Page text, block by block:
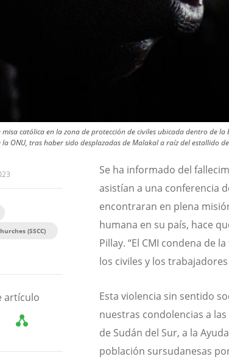
católica en la zona de protección de civiles ubicada dentro de
ONU, tras haber sido desplazadas de Malakal a raíz del estallido
(SSCC)
artículo
Se ha informado del
asistían a una conferencia
encontraran en plena
humana en su país, hace
Pillay. “El CMI condena de
los civiles y los
Esta violencia sin sentido
nuestras condolencias a
de Sudán del Sur, a la
población sursudanesas